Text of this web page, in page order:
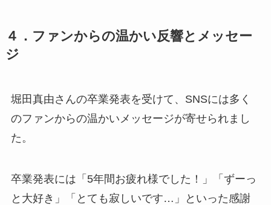
４．ファンからの温かい反響とメッセー
ジ
堀田真由さんの卒業発表を受けて、SNSには多く
のファンからの温かいメッセージが寄せられまし
た。
卒業発表には「5年間お疲れ様でした！」「ずーっ
と大好き」「とても寂しいです…」といった感謝